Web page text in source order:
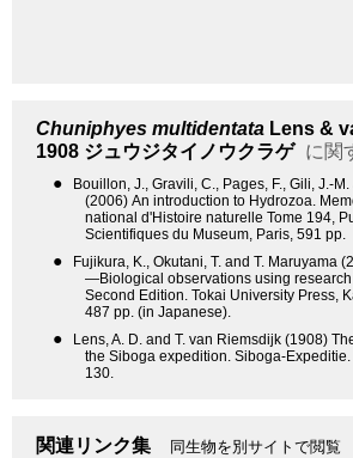
Chuniphyes multidentata Lens &
1908 ジュウジタイノウクラゲ に関
●
Bouillon, J., Gravili, C., Pages, F., Gili, J.-
(2006) An introduction to Hydrozoa.
national d'Histoire naturelle Tome 194,
Scientifiques du Museum, Paris, 591 pp.
●
Fujikura, K., Okutani, T. and T. Maruyama
—Biological observations using
Second Edition. Tokai University Press,
487 pp. (in Japanese).
●
Lens, A. D. and T. van Riemsdijk (1908)
the Siboga expedition. Siboga-
130.
関連リンク集 同生物を別サイトで閲覧